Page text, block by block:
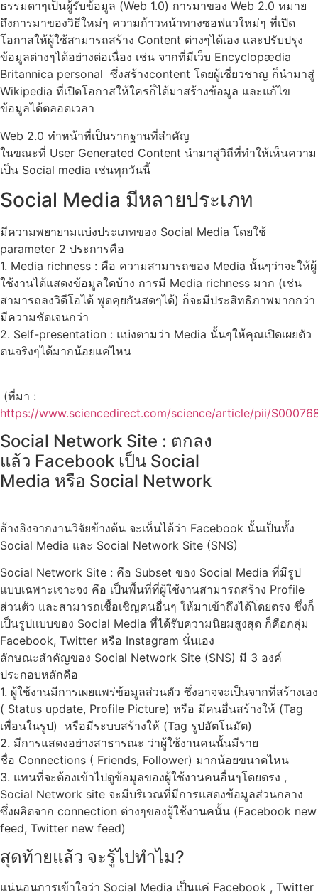
ธรรมดาๆเป็นผู้รับข้อมูล (Web 1.0) การมาของ Web 2.0 หมาย
ถึงการมาของวิธีใหม่ๆ ความก้าวหน้าทางซอฟแวใหม่ๆ ที่เปิด
โอกาสให้ผู้ใช้สามารถสร้าง Content ต่างๆได้เอง และปรับปรุง
ข้อมูลต่างๆได้อย่างต่อเนื่อง เช่น จากที่มีเว็บ Encyclopædia
Britannica personal ซึ่งสร้างcontent โดยผู้เชี่ยวชาญ ก็นำมาสู่
Wikipedia ที่เปิดโอกาสให้ใครก็ได้มาสร้างข้อมูล และแก้ไข
ข้อมูลได้ตลอดเวลา
Web 2.0 ทำหน้าที่เป็นรากฐานที่สำคัญ
ในขณะที่ User Generated Content นำมาสู่วิถีที่ทำให้เห็นความ
เป็น Social media เช่นทุกวันนี้
Social Media มีหลายประเภท
มีความพยายามแบ่งประเภทของ Social Media โดยใช้
parameter 2 ประการคือ
1. Media richness : คือ ความสามารถของ Media นั้นๆว่าจะให้ผู้
ใช้งานได้แสดงข้อมูลใดบ้าง การมี Media richness มาก (เช่น
สามารถลงวิดีโอได้ พูดคุยกันสดๆได้) ก็จะมีประสิทธิภาพมากกว่า
มีความชัดเจนกว่า
2. Self-presentation : แบ่งตามว่า Media นั้นๆให้คุณเปิดเผยตัว
ตนจริงๆได้มากน้อยแค่ไหน
(ที่มา :
https://www.sciencedirect.com/science/article/pii/
Social Network Site : ตกลง
แล้ว Facebook เป็น Social
Media หรือ Social Network
อ้างอิงจากงานวิจัยข้างต้น จะเห็นได้ว่า Facebook นั้นเป็นทั้ง
Social Media และ Social Network Site (SNS)
Social Network Site : คือ Subset ของ Social Media ที่มีรูป
แบบเฉพาะเจาะจง คือ เป็นพื้นที่ที่ผู้ใช้งานสามารถสร้าง Profile
ส่วนตัว และสามารถเชื้อเชิญคนอื่นๆ ให้มาเข้าถึงได้โดยตรง ซึ่งก็
เป็นรูปแบบของ Social Media ที่ได้รับความนิยมสูงสุด ก็คือกลุ่ม
Facebook, Twitter หรือ Instagram นั่นเอง
ลักษณะสำคัญของ Social Network Site (SNS) มี 3 องค์
ประกอบหลักคือ
1. ผู้ใช้งานมีการเผยแพร่ข้อมูลส่วนตัว ซึ่งอาจจะเป็นจากที่สร้างเอง
( Status update, Profile Picture) หรือ มีคนอื่นสร้างให้ (Tag
เพื่อนในรูป) หรือมีระบบสร้างให้ (Tag รูปอัตโนมัต)
2. มีการแสดงอย่างสาธารณะ ว่าผู้ใช้งานคนนั้นมีราย
ชื่อ Connections ( Friends, Follower) มากน้อยขนาดไหน
3. แทนที่จะต้องเข้าไปดูข้อมูลของผู้ใช้งานคนอื่นๆโดยตรง ,
Social Network site จะมีบริเวณที่มีการแสดงข้อมูลส่วนกลาง
ซึ่งผลิตจาก connection ต่างๆของผู้ใช้งานคนั้น (Facebook new
feed, Twitter new feed)
สุดท้ายแล้ว จะรู้ไปทำไม?
แน่นอนการเข้าใจว่า Social Media เป็นแค่ Facebook , Twitter